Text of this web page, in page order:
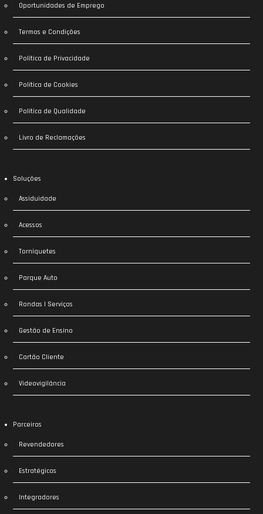
Oportunidades de Emprego
Termos e Condições
Política de Privacidade
Política de Cookies
Política de Qualidade
Livro de Reclamações
Soluções
Assiduidade
Acessos
Torniquetes
Parque Auto
Rondas | Serviços
Gestão de Ensino
Cartão Cliente
Videovigilância
Parceiros
Revendedores
Estratégicos
Integradores